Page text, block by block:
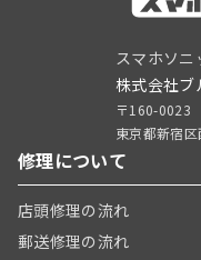
スマホソニ
株式会社ブ
〒160-0023
東京都新宿
修理について
店頭修理の流れ
郵送修理の流れ